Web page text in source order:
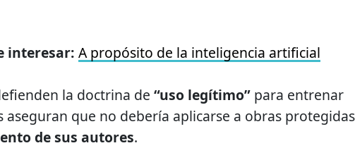
interesar: A propósito de la inteligencia artificial
la doctrina de “uso legítimo” para entrenar
aseguran que no debería aplicarse a obras protegidas
de sus autores.